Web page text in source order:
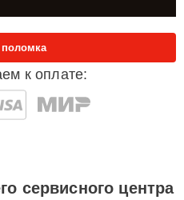
к оплате:
поломка
сервисного центра